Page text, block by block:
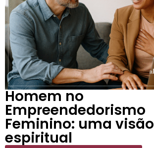
Homem no
Empreendedorismo
Feminino: uma visão
espiritual